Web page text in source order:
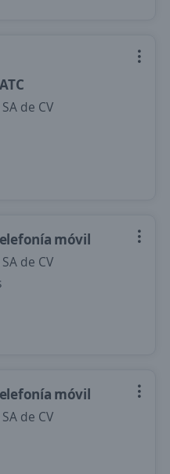
de CV
móvil
de CV
móvil
de CV